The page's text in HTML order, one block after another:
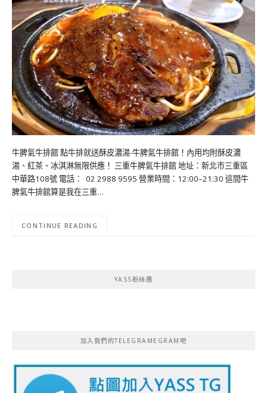
牛脾氣牛排館 點牛排就送酥皮濃湯-牛脾氣牛排館！內用均附酥皮濃
湯、紅茶、冰淇淋無限供應！ 三重牛脾氣牛排館 地址：新北市三重區
中華路108號 電話： 02 2988 9595 營業時間：12:00–21:30 這間牛
脾氣牛排館算是我在三重…
CONTINUE READING
YASS粉絲團
加入我們的TELEGRAMEGRAM吧